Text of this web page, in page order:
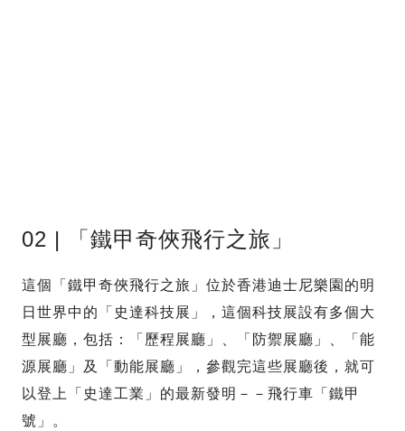
02 | 「鐵甲奇俠飛行之旅」
這個「鐵甲奇俠飛行之旅」位於香港迪士尼樂園的明
日世界中的「史達科技展」，這個科技展設有多個大
型展廳，包括：「歷程展廳」、「防禦展廳」、「能
源展廳」及「動能展廳」，參觀完這些展廳後，就可
以登上「史達工業」的最新發明－－飛行車「鐵甲
號」。